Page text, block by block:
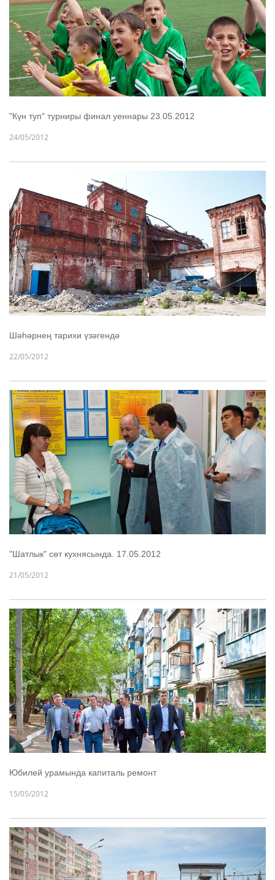
"Күн туп" турниры финал уеннары 23.05.2012
24/05/2012
Шәһәрнең тарихи үзәгендә
22/05/2012
"Шатлык" сөт кухнясында. 17.05.2012
21/05/2012
Юбилей урамында капиталь ремонт
15/05/2012